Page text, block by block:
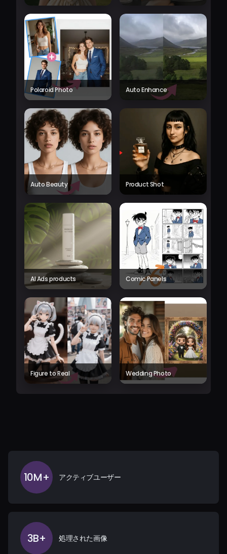
Polaroid Photo Auto Enhance
Auto Beauty Product Shot
AI Ads products Comic Panels
Figure to Real Wedding Photo
10M+ アクティブユーザー
3B+ 処理された画像